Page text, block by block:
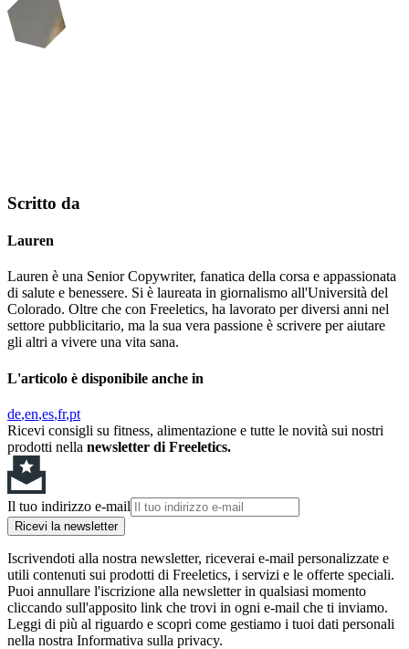
Scritto da
Lauren
Lauren è una Senior Copywriter, fanatica della corsa e appassionata
di salute e benessere. Si è laureata in giornalismo all'Università del
Colorado. Oltre che con Freeletics, ha lavorato per diversi anni nel
settore pubblicitario, ma la sua vera passione è scrivere per aiutare
gli altri a vivere una vita sana.
L'articolo è disponibile anche in
de en es fr pt
Ricevi consigli su fitness, alimentazione e tutte le novità sui nostri
prodotti nella newsletter di Freeletics.
Il tuo indirizzo e-mail
Ricevi la newsletter
Iscrivendoti alla nostra newsletter, riceverai e-mail personalizzate e
utili contenuti sui prodotti di Freeletics, i servizi e le offerte speciali.
Puoi annullare l'iscrizione alla newsletter in qualsiasi momento
cliccando sull'apposito link che trovi in ogni e-mail che ti inviamo.
Leggi di più al riguardo e scopri come gestiamo i tuoi dati personali
nella nostra Informativa sulla privacy.